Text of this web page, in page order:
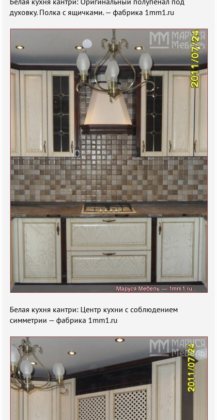
духовку. Полка с ящичками. — фабрика 1mm1.ru
Белая кухня кантри: Центр кухни с соблюдением
симметрии — фабрика 1mm1.ru